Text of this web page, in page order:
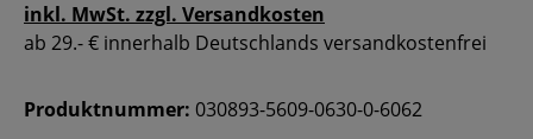
inkl. MwSt. zzgl. Versandkosten
ab 29.- € innerhalb Deutschlands versandkostenfrei
Produktnummer: 030893-5609-0630-0-6062